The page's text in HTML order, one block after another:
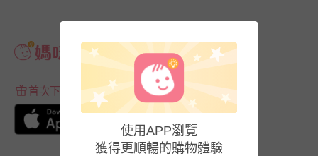
首次下載APP送$100折價券
使用APP瀏覽
獲得更順暢的購物體驗